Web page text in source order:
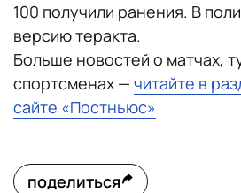
100 получили ранения. В
версию теракта.
Больше новостей о матчах,
спортсменах — читайте в
сайте «Постньюс»
поделиться